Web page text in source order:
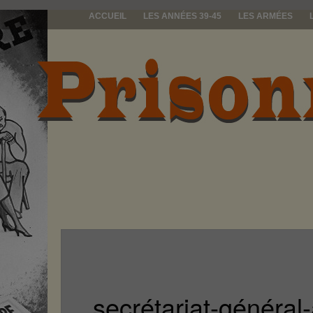
ACCUEIL LES ANNÉES 39-45 LES ARMÉES
prisonniers